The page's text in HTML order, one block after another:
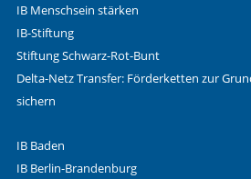
IB Menschsein stärken
IB-Stiftung
Stiftung Schwarz-Rot-Bunt
Delta-Netz Transfer: Förderketten zur
sichern
IB Baden
IB Berlin-Brandenburg